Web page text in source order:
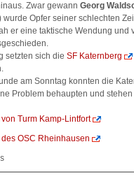
Zwar gewann Georg
wurde Opfer seiner schlechten
er eine taktische Wendung und
setzten sich die SF Katernberg
am Sonntag konnten die
Problem behaupten und
Turm Kamp-Lintfort
OSC Rheinhausen